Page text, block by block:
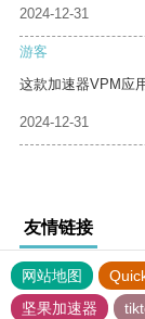
2024-12-31
游客
这款加速器VPM应
2024-12-31
友情链接
网站地图
坚果加速器